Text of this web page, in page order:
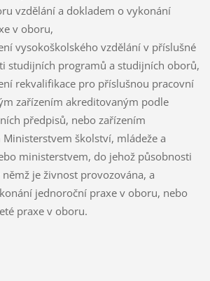
vzdělání a dokladem o vykonání
v oboru,
vysokoškolského vzdělání v příslušné
studijních programů a studijních oborů,
rekvalifikace pro příslušnou pracovní
zařízením akreditovaným podle
předpisů, nebo zařízením
školství, mládeže a
ministerstvem, do jehož působnosti
je živnost provozována, a
jednoroční praxe v oboru, nebo
praxe v oboru.